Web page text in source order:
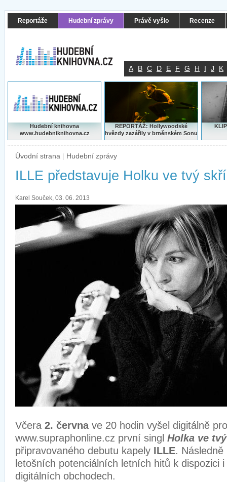
Reportáže Hudební zprávy Právě vyšlo Recenze
A B C D E F G H I J K
Hudební knihovna
www.hudebniknihovna.cz
REPORTÁŽ: Hollywoodské
hvězdy zazářily v brněnském Sonu
Úvodní strana | Hudební zprávy
ILLE představuje Holku ve tvý
Karel Souček, 03. 06. 2013
Včera 2. červnave 20 hodin vyšel digitálně
www.supraphonline.cz první singl Holka ve
připravovaného debutu kapely ILLE. Následně
letošních potenciálních letních hitů k dispozici
digitálních obchodech.